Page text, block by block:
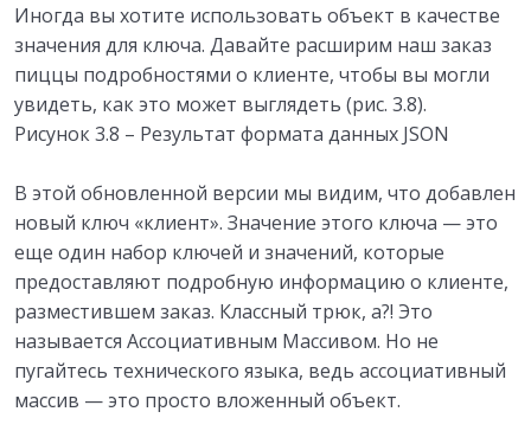
Иногда вы хотите использовать объект в качестве
значения для ключа. Давайте расширим наш заказ
пиццы подробностями о клиенте, чтобы вы могли
увидеть, как это может выглядеть (рис. 3.8).
Рисунок 3.8 – Результат формата данных JSON
В этой обновленной версии мы видим, что добавлен
новый ключ «клиент». Значение этого ключа — это
еще один набор ключей и значений, которые
предоставляют подробную информацию о клиенте,
разместившем заказ. Классный трюк, а?! Это
называется Ассоциативным Массивом. Но не
пугайтесь технического языка, ведь ассоциативный
массив — это просто вложенный объект.